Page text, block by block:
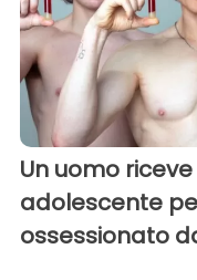
Un uomo
adolescente
ossessionato